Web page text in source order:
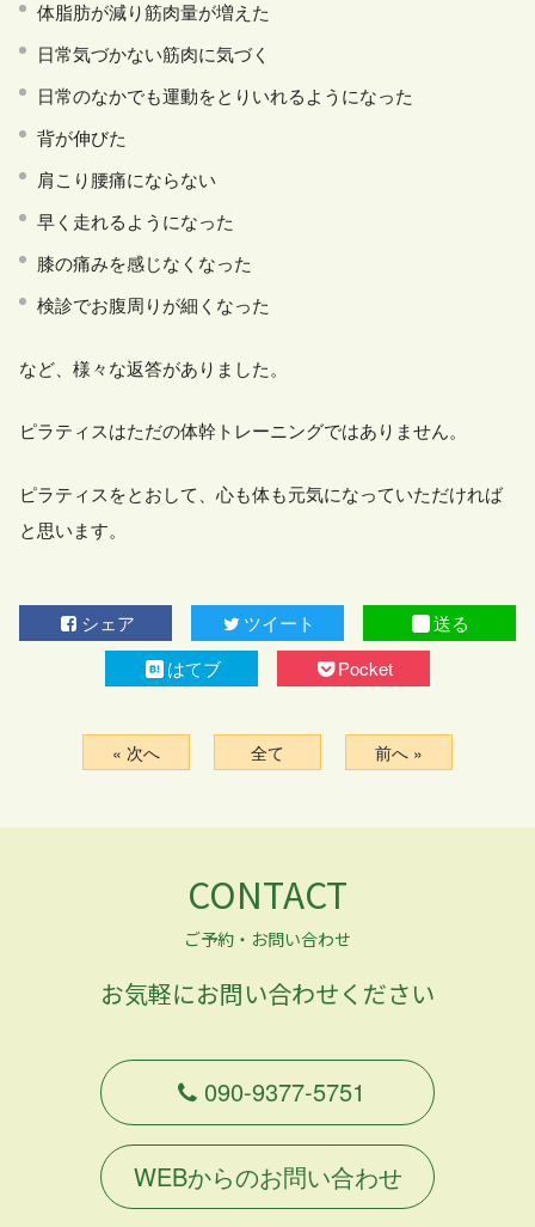
体脂肪が減り筋肉量が増えた
日常気づかない筋肉に気づく
日常のなかでも運動をとりいれるようになった
背が伸びた
肩こり腰痛にならない
早く走れるようになった
膝の痛みを感じなくなった
検診でお腹周りが細くなった
など、様々な返答がありました。
ピラティスはただの体幹トレーニングではありません。
ピラティスをとおして、心も体も元気になっていただければ
と思います。
シェア ツイート
送る
はてブ
Pocket
« 次へ 全て 前へ »
CONTACT
ご予約・お問い合わせ
お気軽にお問い合わせください
090-9377-5751
WEBからのお問い合わせ